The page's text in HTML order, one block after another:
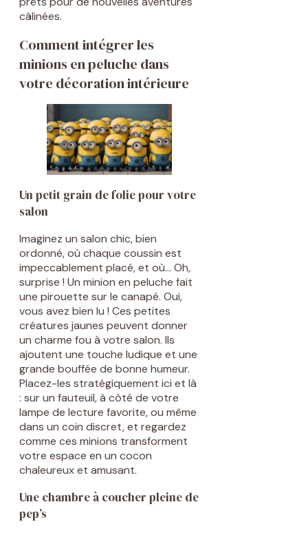
câlinées.
Comment intégrer les
minions en peluche dans
votre décoration intérieure
Un petit grain de folie pour votre
salon
Imaginez un salon chic, bien
ordonné, où chaque coussin est
impeccablement placé, et où… Oh,
surprise ! Un minion en peluche fait
une pirouette sur le canapé. Oui,
vous avez bien lu ! Ces petites
créatures jaunes peuvent donner
un charme fou à votre salon. Ils
ajoutent une touche ludique et une
grande bouffée de bonne humeur.
Placez-les stratégiquement ici et là
: sur un fauteuil, à côté de votre
lampe de lecture favorite, ou même
dans un coin discret, et regardez
comme ces minions transforment
votre espace en un cocon
chaleureux et amusant.
Une chambre à coucher pleine de
pep’s